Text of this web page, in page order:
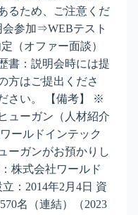
るため、ご注意くだ
会参加⇒WEBテスト
（オファー面談）
書：説明会時には提
方はご提出くださ
さい。 【備考】 ※
ューガン（人材紹介
ールドインテック
ーガンがお預かりし
株式会社ワールド
：2014年2月4日 資
名（連結）（2023